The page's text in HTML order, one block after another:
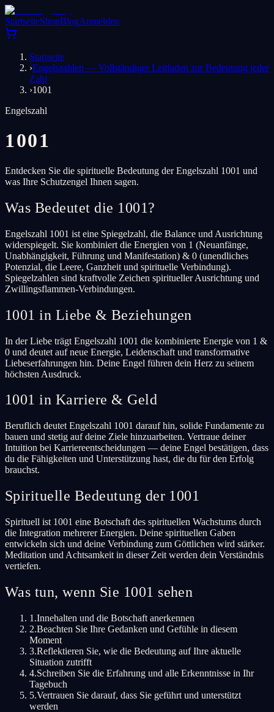
StartseiteShopBlogAnmelden
Startseite
›Engelszahlen — Vollständiger Leitfaden zur Bedeutung jeder
Zahl
›1001
Engelszahl
1001
Entdecken Sie die spirituelle Bedeutung der Engelszahl 1001 und
was Ihre Schutzengel Ihnen sagen.
Was Bedeutet die 1001?
Engelszahl 1001 ist eine Spiegelzahl, die Balance und Ausrichtung
widerspiegelt. Sie kombiniert die Energien von 1 (Neuanfänge,
Unabhängigkeit, Führung und Manifestation) & 0 (unendliches
Potenzial, die Leere, Ganzheit und spirituelle Verbindung).
Spiegelzahlen sind kraftvolle Zeichen spiritueller Ausrichtung und
Zwillingsflammen-Verbindungen.
1001 in Liebe & Beziehungen
In der Liebe trägt Engelszahl 1001 die kombinierte Energie von 1 &
0 und deutet auf neue Energie, Leidenschaft und transformative
Liebeserfahrungen hin. Deine Engel führen dein Herz zu seinem
höchsten Ausdruck.
1001 in Karriere & Geld
Beruflich deutet Engelszahl 1001 darauf hin, solide Fundamente zu
bauen und stetig auf deine Ziele hinzuarbeiten. Vertraue deiner
Intuition bei Karriereentscheidungen — deine Engel bestätigen, dass
du die Fähigkeiten und Unterstützung hast, die du für den Erfolg
brauchst.
Spirituelle Bedeutung der 1001
Spirituell ist 1001 eine Botschaft des spirituellen Wachstums durch
die Integration mehrerer Energien. Deine spirituellen Gaben
entwickeln sich und deine Verbindung zum Göttlichen wird stärker.
Meditation und Achtsamkeit in dieser Zeit werden dein Verständnis
vertiefen.
Was tun, wenn Sie 1001 sehen
1.Innehalten und die Botschaft anerkennen
2.Beachten Sie Ihre Gedanken und Gefühle in diesem
Moment
3.Reflektieren Sie, wie die Bedeutung auf Ihre aktuelle
Situation zutrifft
4.Schreiben Sie die Erfahrung und alle Erkenntnisse in Ihr
Tagebuch
5.Vertrauen Sie darauf, dass Sie geführt und unterstützt
werden